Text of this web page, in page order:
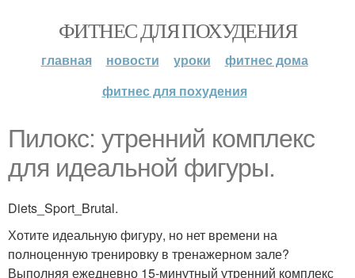
ФИТНЕС ДЛЯ ПОХУДЕНИЯ
главная новости уроки
фитнес дома
фитнес для похудения
Пилокс: утренний комплекс
для идеальной фигуры.
Diets_Sport_Brutal.
Хотите идеальную фигуру, но нет времени на
полноценную тренировку в тренажерном зале?
Выполняя ежедневно 15-минутный утренний комплекс